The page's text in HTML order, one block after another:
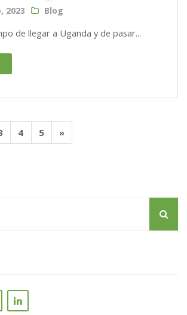
2023
Blog
de llegar a Uganda y de pasar...
4 5 »